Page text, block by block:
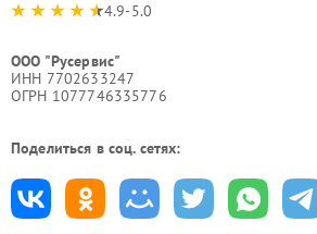
4.9-5.0
ООО "Русервис"
ИНН 7702633247
ОГРН 1077746335776
Поделиться в соц. сетях: